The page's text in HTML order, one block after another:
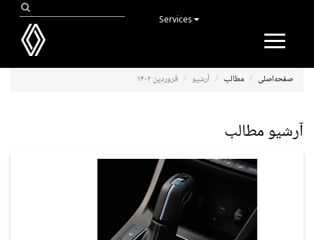
Toggle
صفحه‌اصلی مطالب آرشیو فروردین ۱۴۰۲
آرشیو مطالب